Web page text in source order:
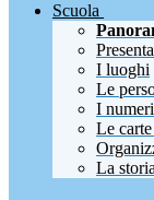
Scuola
I luoghi
Le
I
Le
La storia